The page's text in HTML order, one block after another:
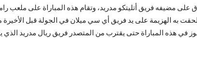
نقطة فقط ضيفاً خفيفاً على الورق على مضيفه فريق أتليتكو مدريد، وتقام هذه المباراة
لحقت به الهزيمة على يد فريق أي سي ميلان في الجولة قبل
في هذه المباراة حتى يقترب من المتصدر فريق ريال مدريد الذي